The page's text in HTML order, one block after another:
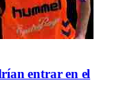
entrar en el